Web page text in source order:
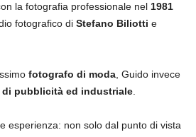
la fotografia professionale nel 1981
fotografico di Stefano Biliotti e
fotografo di moda, Guido invece
pubblicità ed industriale.
esperienza: non solo dal punto di vista